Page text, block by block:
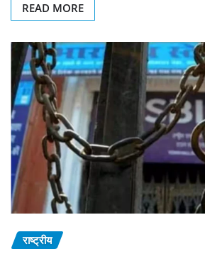
READ MORE
राष्ट्रीय